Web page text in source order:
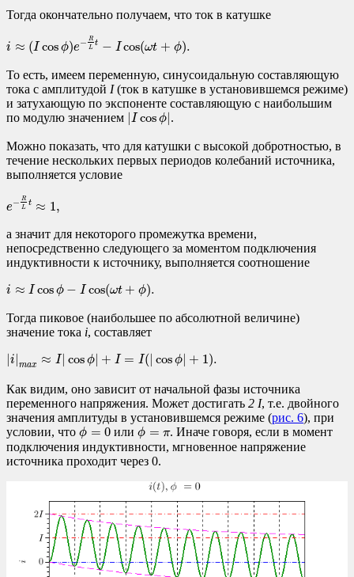
Тогда окончательно получаем, что ток в катушке
i ≈ (I cosϕ)e− R
L t − I cos(ωt + ϕ).
R
То есть, имеем переменную, синусоидальную составляющую
тока с амплитудой I(ток в катушке в установившемся режиме)
и затухающую по экспоненте составляющую с наибольшим
по модулю значением |I cos ϕ|
|Icosϕ| .
Можно показать, что для катушки с высокой добротностью, в
течение нескольких первых периодов колебаний источника,
выполняется условие
e− R
L t ≈ 1,
R
а значит для некоторого промежутка времени,
непосредственно следующего за моментом подключения
индуктивности к источнику, выполняется соотношение
i ≈ I cosϕ − I cos(ωt + ϕ).
i≈ cosϕ cos ωt ϕ .
Тогда пиковое (наибольшее по абсолютной величине)
значение тока i, составляет
|i|max ≈ I| cos ϕ| + I = I(| cosϕ| + 1).
max cos ϕ| I= cos ).
Как видим, оно зависит от начальной фазы источника
переменного напряжения. Может достигать 2 I, т.е. двойного
значения амплитуды в установившемся режиме (рис. 6), при
условии, что ϕ = 0
ϕ=0 илиϕ = π
ϕ=π
. Иначе говоря, если в момент
подключения индуктивности, мгновенное напряжение
источника проходит через 0.